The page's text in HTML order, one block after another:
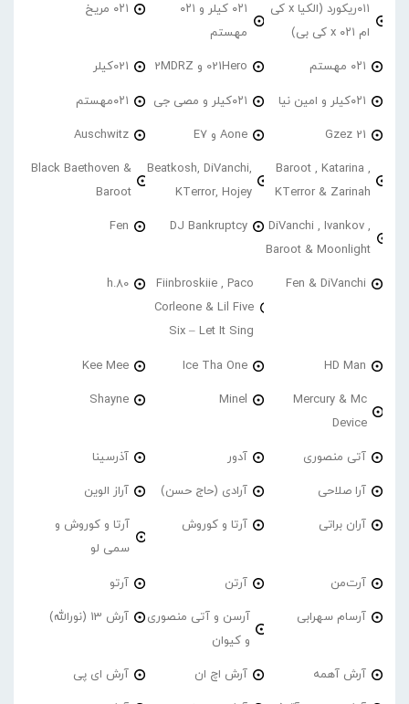
۰۱۱ریکورد (الکیا x کی
ام ۰۲۱ x کی بی)
۰۲۱ کیلر و ۰۲۱
مهستم
۰۲۱ مریخ
۰۲۱ مهستم 021Hero و 2MDRZ 021کیلر
۰۲۱کیلر و امین نیا ۰۲۱کیلر و مصی جی ۰۲۱مهستم
21 Gzez Aone و E7 Auschwitz
Baroot , Katarina ,
KTerror & Zarinah
Beatkosh, DiVanchi,
KTerror, Hojey
Black Baethoven &
Baroot
DiVanchi , Ivankov ,
Baroot & Moonlight
DJ Bankruptcy
Fen
Fen & DiVanchi
Fiinbroskiie , Paco
Corleone & Lil Five
Six – Let It Sing
h.80
HD Man
Ice Tha One
Kee Mee
Mercury & Mc
Device
Minel
Shayne
آتی منصوری آدور آذرسینا
آرا صلاحی آرادی (حاج حسن) آراز الوین
آران براتی آرتا و کوروش
آرتا و کوروش و
سمی لو
آرت‌من آرتن آرتو
آرسام سهرابی
آرسن و آتی منصوری
و کیوان
آرش 13 (نورالله)
آرش آهمه آرش اچ ان آرش ای پی